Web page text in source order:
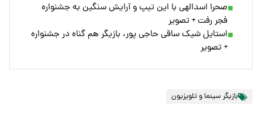
صحرا اسدالهی با این تیپ و آرایش سنگین به جشنواره
فجر رفت + تصویر
استایل شیک ساقی حاجی پور، بازیگر هم گناه در جشنواره
+ تصویر
بازیگر سینما و تلویزیون